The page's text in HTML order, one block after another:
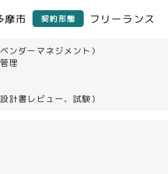
摩市 契約形態 フリーランス
ンダーマネジメント）
理
計書レビュー、試験）